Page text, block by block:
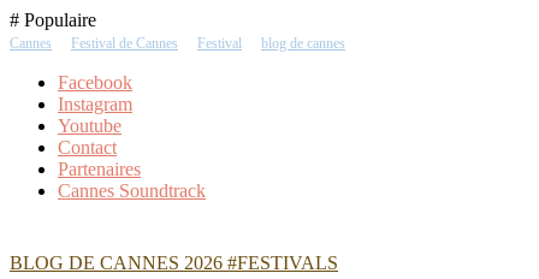
Skip
To
# Populaire
Cannes Festival de Cannes Festival blog de cannes
Facebook
Instagram
Youtube
Contact
Partenaires
Cannes Soundtrack
BLOG DE CANNES 2026 #FESTIVALS